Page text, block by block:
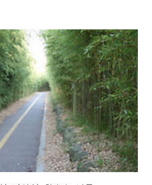
. 탄천합수부 어느정도 라이딩을 하니
일이라 라이딩 하는 사람들도 많고 한
혼자 오면 안되는데 얼른 먹고 자리
산성 국수를 먹기 위해 반포대교 밑
강 북단 자전거 도로는 남단보다는 비